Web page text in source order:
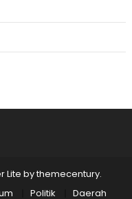
Lite bythemecentury.
Politik Daerah